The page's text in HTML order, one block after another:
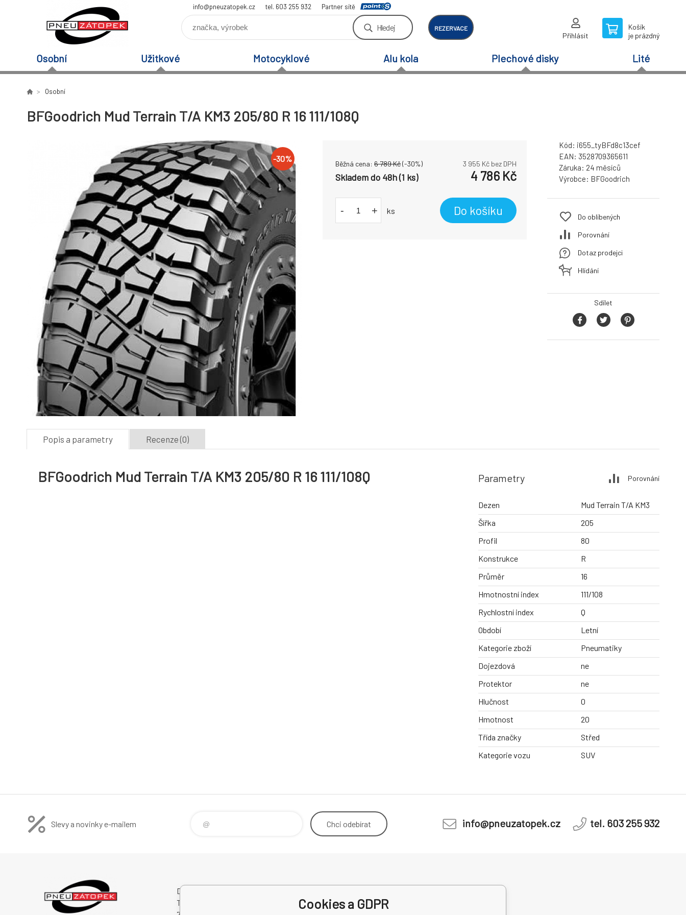
info@pneuzatopek.cz tel. 603 255 932 Partner sítě
Hledej REZERVACE
Přihlásit
Košík
je prázdný
Osobní Užitkové Motocyklové Alu kola Plechové disky Lité
Osobní
BFGoodrich Mud Terrain T/A KM3 205/80 R 16 111/108Q
-30%
Běžná cena: 6 789Kč(-30%) 3 955 Kč bez DPH
Skladem do 48h (1 ks) 4 786 Kč
- + ks Do košíku
Kód: i655_tyBFd8c13cef
EAN: 3528709365611
Záruka: 24 měsíců
Výrobce: BFGoodrich
Do oblíbených
Porovnání
Dotaz prodejci
Hlídání
Sdílet
Popis a parametry Recenze (0)
BFGoodrich Mud Terrain T/A KM3 205/80 R 16 111/108Q Parametry Porovnání
Dezen
Mud Terrain T/A KM3
Šířka
205
Profil
80
Konstrukce
R
Průměr
16
Hmotnostní index
111/108
Rychlostní index
Q
Období
Letní
Kategorie zboží
Pneumatiky
Dojezdová
ne
Protektor
ne
Hlučnost
0
Hmotnost
20
Třída značky
Střed
Kategorie vozu
SUV
Slevy a novinky e-mailem Chci odebírat info@pneuzatopek.cz tel. 603 255 932
Dalibor Zátopek
Tichá 488
Reklamace
Cookies a GDPR